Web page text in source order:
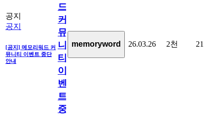
공지
공지
[공지] 메모리워드 커
뮤니티 이벤트 중단
안내
드
커
뮤
니
티
이
벤
트
중
memoryword 26.03.26 2천 21